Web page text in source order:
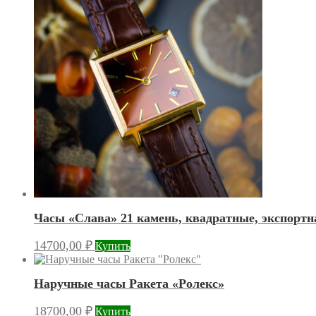
Часы «Слава» 21 камень, квадратные,
14700,00 ₽ Купить
Наручные часы Ракета «Ролекс»
18700,00 ₽ Купить